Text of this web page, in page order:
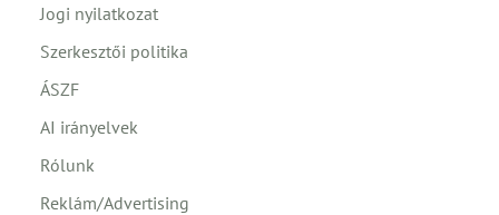
Jogi nyilatkozat
Szerkesztői politika
ÁSZF
AI irányelvek
Rólunk
Reklám/Advertising